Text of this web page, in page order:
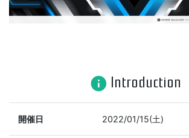
info Introduction
開催日 2022/01/15(土)